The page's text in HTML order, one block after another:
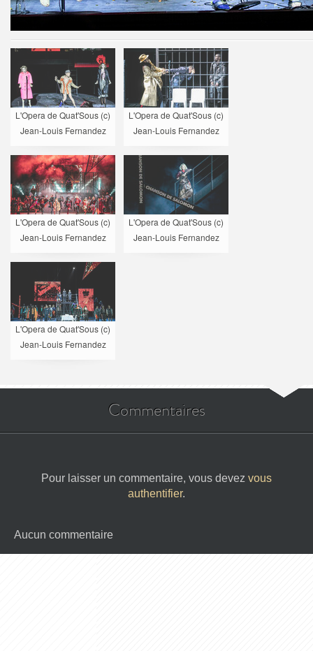
L'Opera de Quat'Sous (c)
Jean-Louis Fernandez
L'Opera de Quat'Sous (c)
Jean-Louis Fernandez
L'Opera de Quat'Sous (c)
Jean-Louis Fernandez
L'Opera de Quat'Sous (c)
Jean-Louis Fernandez
L'Opera de Quat'Sous (c)
Jean-Louis Fernandez
Commentaires
Pour laisser un commentaire, vous devez vous
authentifier.
Aucun commentaire